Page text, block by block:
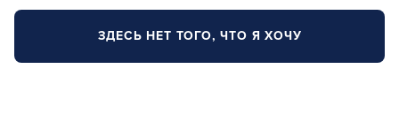
ЗДЕСЬ НЕТ ТОГО, ЧТО Я ХОЧУ